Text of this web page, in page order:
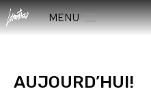
MENU
AUJOURD’HUI!